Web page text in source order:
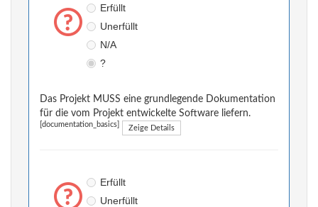
Erfüllt
Unerfüllt
N/A
?
Das Projekt MUSS eine grundlegende Dokumentation
für die vom Projekt entwickelte Software liefern.
[documentation_basics] Zeige Details
Erfüllt
Unerfüllt